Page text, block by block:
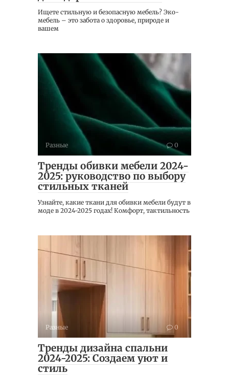
Ищете стильную и безопасную мебель? Эко-
мебель – это забота о здоровье, природе и
вашем
Разные 0
Тренды обивки мебели 2024-
2025: руководство по выбору
стильных тканей
Узнайте, какие ткани для обивки мебели будут в
моде в 2024-2025 годах! Комфорт, тактильность
Разные 0
Тренды дизайна спальни
2024-2025: Создаем уют и
стиль